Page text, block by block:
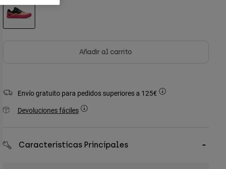
Añadir al carrito
Envío gratuito para pedidos superiores a 125€
Devoluciones fáciles
Características Principales